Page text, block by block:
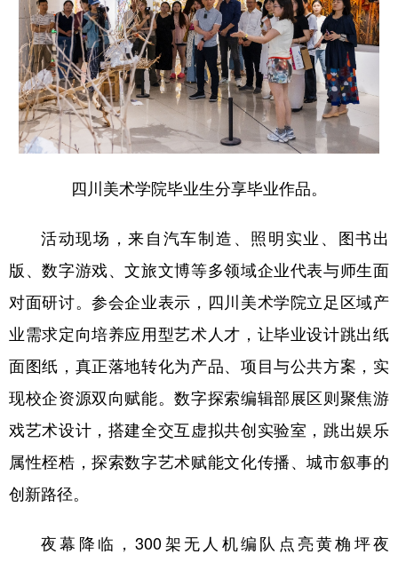
四川美术学院毕业生分享毕业作品。
活动现场，来自汽车制造、照明实业、图书出
版、数字游戏、文旅文博等多领域企业代表与师生面
对面研讨。参会企业表示，四川美术学院立足区域产
业需求定向培养应用型艺术人才，让毕业设计跳出纸
面图纸，真正落地转化为产品、项目与公共方案，实
现校企资源双向赋能。数字探索编辑部展区则聚焦游
戏艺术设计，搭建全交互虚拟共创实验室，跳出娱乐
属性桎梏，探索数字艺术赋能文化传播、城市叙事的
创新路径。
夜幕降临，300架无人机编队点亮黄桷坪夜